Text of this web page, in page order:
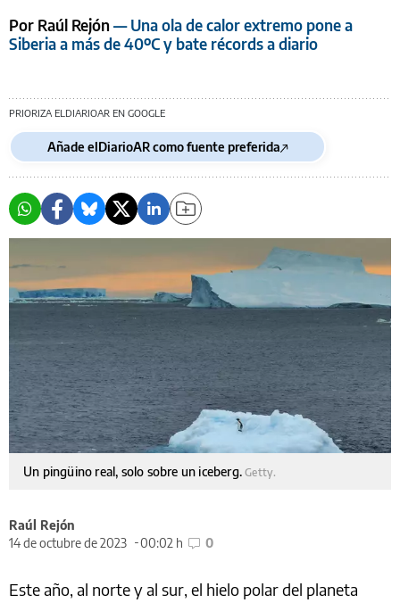
Por Raúl Rejón— Una ola de calor extremo pone a
Siberia a más de 40ºC y bate récords a diario
PRIORIZA ELDIARIOAR EN GOOGLE
Añade elDiarioAR como fuente preferida
Un pingüino real, solo sobre un iceberg.Getty.
Raúl Rejón
14 de octubre de 2023
00:02 h 0
Este año, al norte y al sur, el hielo polar del planeta